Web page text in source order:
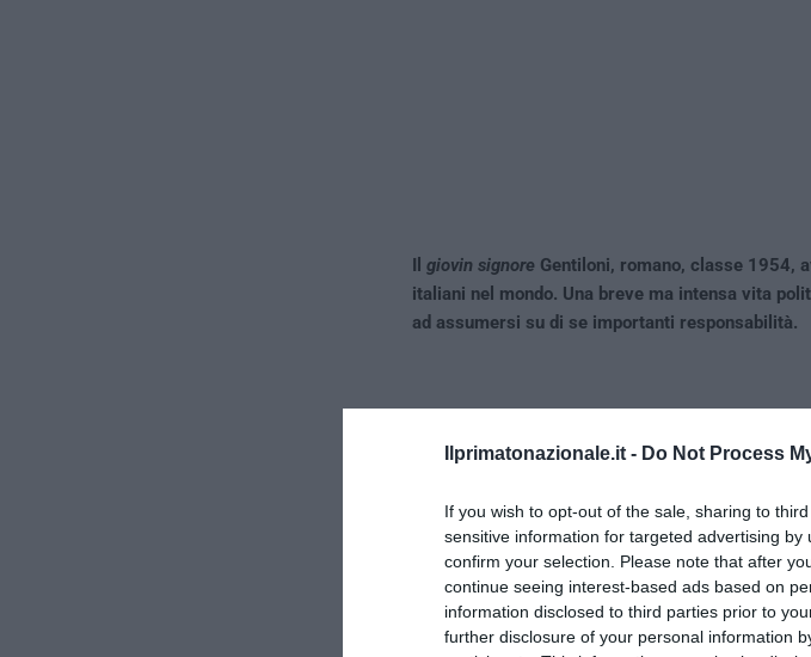
Ilprimatonazionale.it - Do Not Process
If you wish to opt-out of the sale, sharing to
sensitive information for targeted advertising
confirm your selection. Please note that after
continue seeing interest-based ads based on
information disclosed to third parties prior to
further disclosure of your personal information
Il giovin signore Gentiloni, romano, classe 1954,
italiani nel mondo. Una breve ma intensa vita
ad assumersi su di se importanti responsabilità.